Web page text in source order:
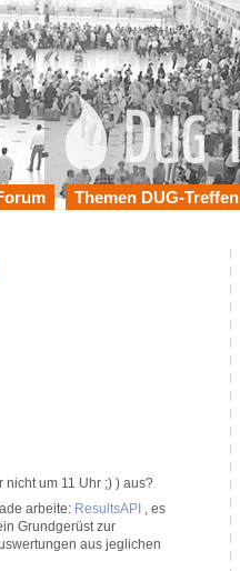
Themen DUG-Treffen
nicht um 11 Uhr ;) ) aus?
arbeite: ResultsAPI , es
Grundgerüst zur
aus jeglichen